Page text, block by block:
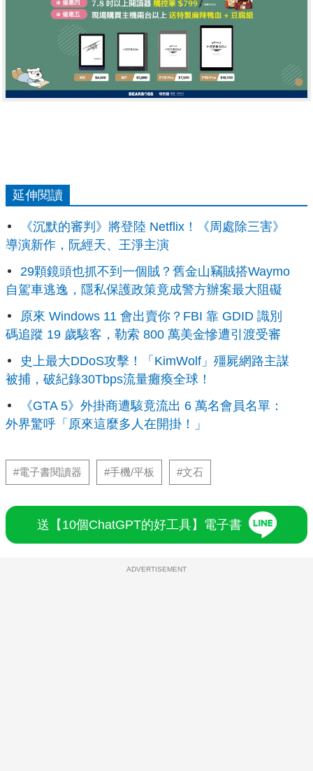
延伸閱讀
《沉默的審判》將登陸 Netflix！《周處除三害》
導演新作，阮經天、王淨主演
29顆鏡頭也抓不到一個賊？舊金山竊賊搭Waymo
自駕車逃逸，隱私保護政策竟成警方辦案最大阻礙
原來 Windows 11 會出賣你？FBI 靠 GDID 識別
碼追蹤 19 歲駭客，勒索 800 萬美金慘遭引渡受審
史上最大DDoS攻擊！「KimWolf」殭屍網路主謀
被捕，破紀錄30Tbps流量癱瘓全球！
《GTA 5》外掛商遭駭竟流出 6 萬名會員名單：
外界驚呼「原來這麼多人在開掛！」
#電子書閱讀器 #手機/平板 #文石
送【10個ChatGPT的好工具】電子書
ADVERTISEMENT